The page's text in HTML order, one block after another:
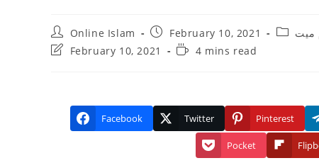
Post
author:
Online Islam
Post
published:
February 10, 2021
Postمیت
PostFebruary 10, 2021
Reading4 mins read
Facebook Twitter Pinterest
Pocket